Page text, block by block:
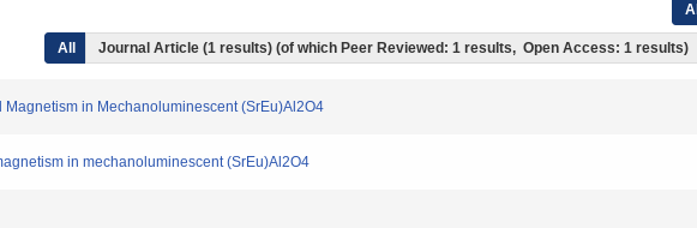
All
All Journal Article (1 results) (of which Peer Reviewed: 1 results, Open Access: 1 results)
in Mechanoluminescent (SrEu)Al2O4
in mechanoluminescent (SrEu)Al2O4